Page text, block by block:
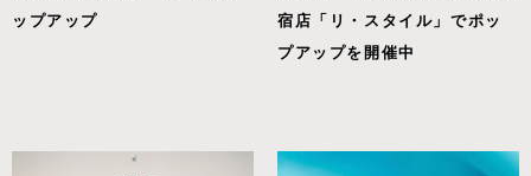
ップアップ
宿店「リ・スタイル」でポッ
プアップを開催中